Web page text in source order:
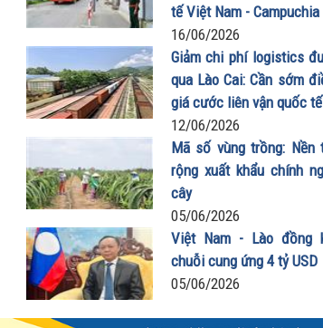
tế Việt Nam - Campuchia
16/06/2026
Giảm chi phí logistics
qua Lào Cai: Cần sớm
giá cước liên vận quốc tế
12/06/2026
Mã số vùng trồng: Nền
rộng xuất khẩu chính
cây
05/06/2026
Việt Nam - Lào đồng
chuỗi cung ứng 4 tỷ USD
05/06/2026